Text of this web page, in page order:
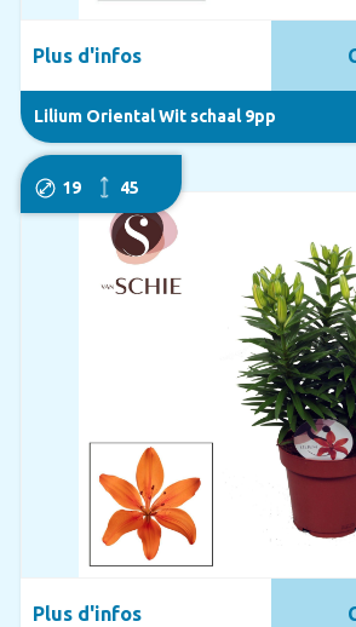
Lilium Oriental Wit schaal 9pp
Plus d'infos
19 45
Plus d'infos